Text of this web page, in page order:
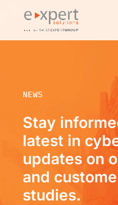
NEWS
Stay
latest in
updates on
and
studies.